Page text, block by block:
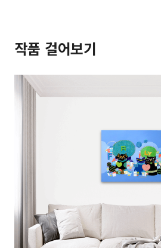
작품 걸어보기